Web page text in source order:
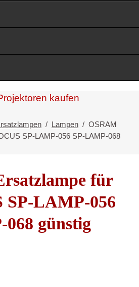
Lampen
OSRAM
SP-LAMP-056 SP-LAMP-068
für
SP-LAMP-056
günstig